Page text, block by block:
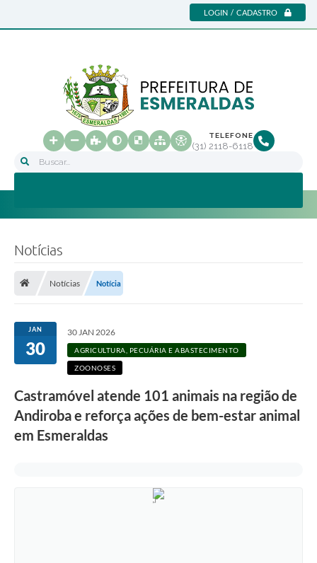
LOGIN / CADASTRO
Buscar...
TELEFONE
(31) 2118-6118
Notícias
Notícias Notícia
JAN
30
30 JAN 2026
AGRICULTURA, PECUÁRIA E ABASTECIMENTO
ZOONOSES
Castramóvel atende 101 animais na região de
Andiroba e reforça ações de bem-estar animal
em Esmeraldas